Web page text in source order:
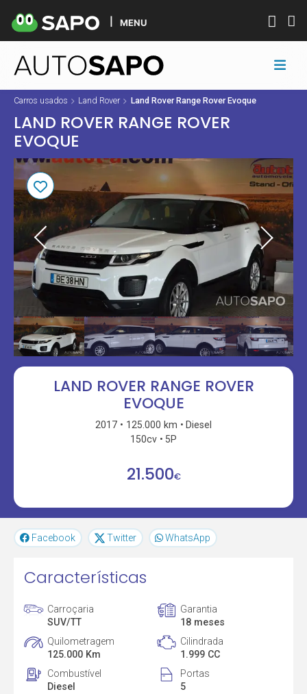
MENU
Carros usados Land Rover Land Rover Range Rover Evoque
LAND ROVER RANGE ROVER
EVOQUE
LAND ROVER RANGE ROVER
EVOQUE
2017 125.000 km
Diesel
150cv
5P
21.500€
Facebook Twitter WhatsApp
Características
Carroçaria
SUV/TT
Garantia
18 meses
Quilometragem
125.000 Km
Cilindrada
1.999 CC
Combustível
Diesel
Portas
5